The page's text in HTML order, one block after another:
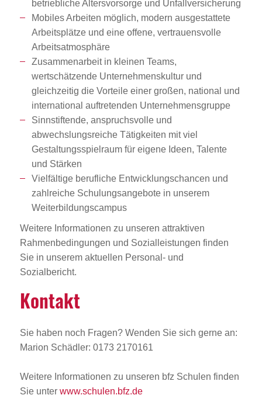
betriebliche Altersvorsorge und Unfallversicherung
Mobiles Arbeiten möglich, modern ausgestattete
Arbeitsplätze und eine offene, vertrauensvolle
Arbeitsatmosphäre
Zusammenarbeit in kleinen Teams,
wertschätzende Unternehmenskultur und
gleichzeitig die Vorteile einer großen, national und
international auftretenden Unternehmensgruppe
Sinnstiftende, anspruchsvolle und
abwechslungsreiche Tätigkeiten mit viel
Gestaltungsspielraum für eigene Ideen, Talente
und Stärken
Vielfältige berufliche Entwicklungschancen und
zahlreiche Schulungsangebote in unserem
Weiterbildungscampus
Weitere Informationen zu unseren attraktiven
Rahmenbedingungen und Sozialleistungen finden
Sie in unserem aktuellen Personal- und
Sozialbericht.
Kontakt
Sie haben noch Fragen? Wenden Sie sich gerne an:
Marion Schädler: 0173 2170161
Weitere Informationen zu unseren bfz Schulen finden
Sie unter www.schulen.bfz.de